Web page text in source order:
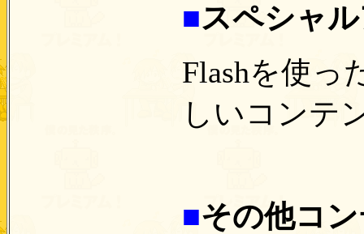
■スペシャ
Flashを使っ
しいコンテ
■その他コ